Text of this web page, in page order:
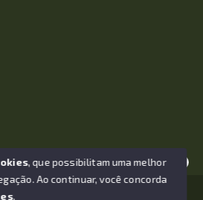
Vamos juntos nessa jornada
Losano Corretor de Imóveis -
, que possibilitam uma melhor
Ao continuar, você concorda
.